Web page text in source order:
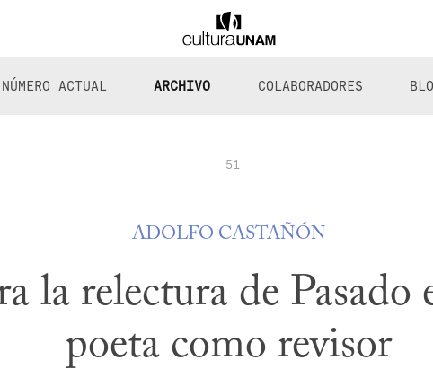
NÚMERO ACTUAL ARCHIVO COLABORADORES
51
ADOLFO CASTAÑÓN
la relectura de Pasado
poeta como revisor